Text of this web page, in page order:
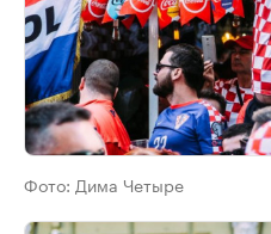
Фото: Дима Четыре